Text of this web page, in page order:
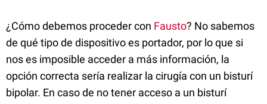
¿Cómo debemos proceder con Fausto? No sabemos
de qué tipo de dispositivo es portador, por lo que si
nos es imposible acceder a más información, la
opción correcta sería realizar la cirugía con un bisturí
bipolar. En caso de no tener acceso a un bisturí